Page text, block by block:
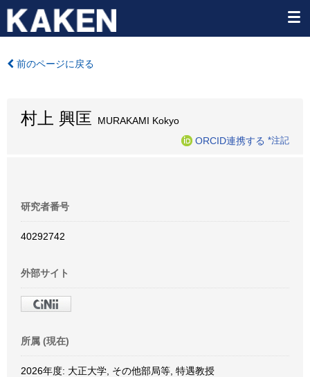
前のページに戻る
村上 興匡 MURAKAMI Kokyo
ORCID連携する *注記
研究者番号
40292742
外部サイト
所属 (現在)
2026年度: 大正大学, その他部局等, 特遇教授